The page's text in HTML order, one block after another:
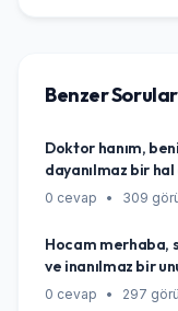
Benzer Sorular
Doktor hanım,
dayanılmaz bir
Bir de saati şaştı,
söylüyorlar, bu
bir şey mi
0 cevap • 309
Hocam merhaba,
ve inanılmaz bir
durmuş gibi.
0 cevap • 297